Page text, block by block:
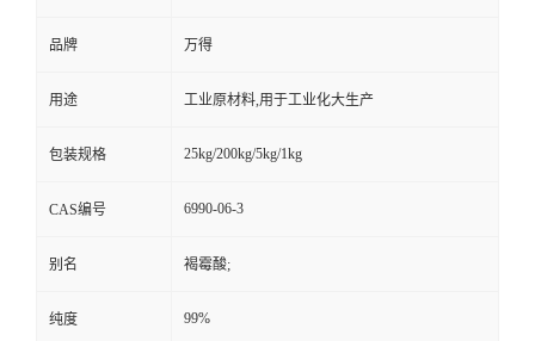
品牌 万得
用途 工业原材料,用于工业化大生产
包装规格 25kg/200kg/5kg/1kg
CAS编号 6990-06-3
别名 褐霉酸;
纯度 99%